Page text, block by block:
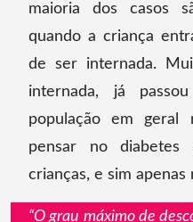
maioria dos casos
quando a criança
de ser internada.
internada, já
população em geral
pensar no diabetes
crianças, e sim apenas
“O grau máximo de